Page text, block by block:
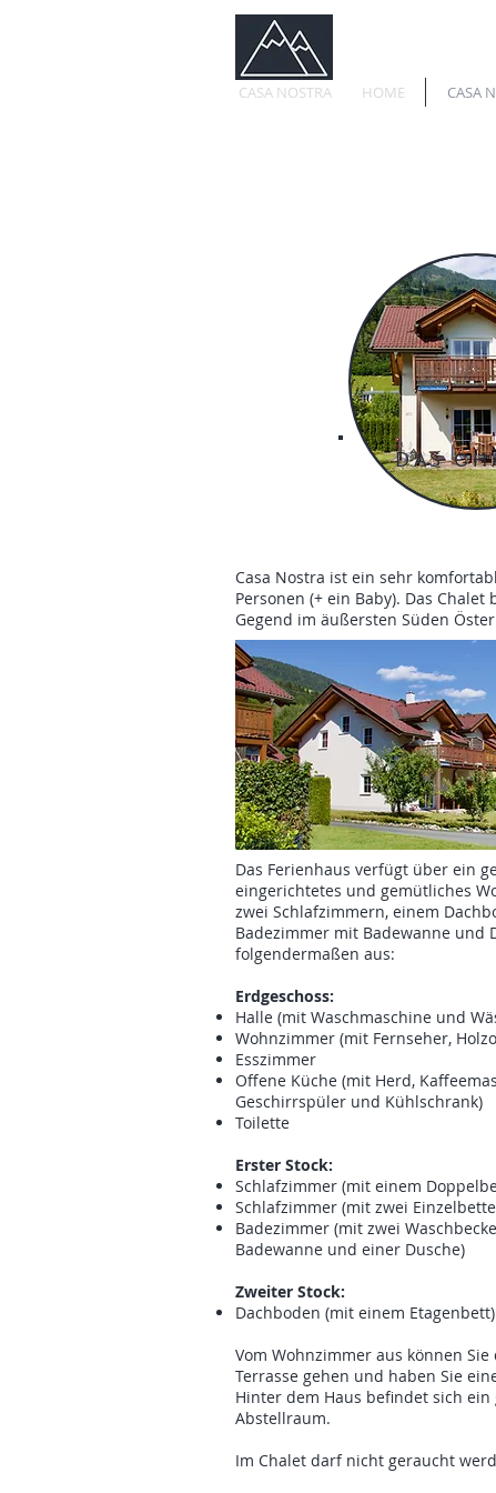
CASA NOSTRA HOME CASA
DAS
Casa Nostra ist ein sehr
Personen (+ ein Baby). Das
Gegend im äußersten Süden
Das Ferienhaus verfügt über ein
eingerichtetes und gemütliches
zwei Schlafzimmern, einem
Badezimmer mit Badewanne und
folgendermaßen aus:
Erdgeschoss:
Halle (mit Waschmaschine und
Wohnzimmer (mit Fernseher,
Esszimmer
Offene Küche (mit Herd,
Geschirrspüler und Kühlschrank)
Toilette
Erster Stock:
Schlafzimmer (mit einem
Schlafzimmer (mit zwei
Badezimmer (mit zwei
Badewanne und einer Dusche)
Zweiter Stock:
Dachboden (mit einem Etagenbett)
Vom Wohnzimmer aus können
Terrasse gehen und haben Sie
Hinter dem Haus befindet sich
Abstellraum.
Im Chalet darf nicht geraucht